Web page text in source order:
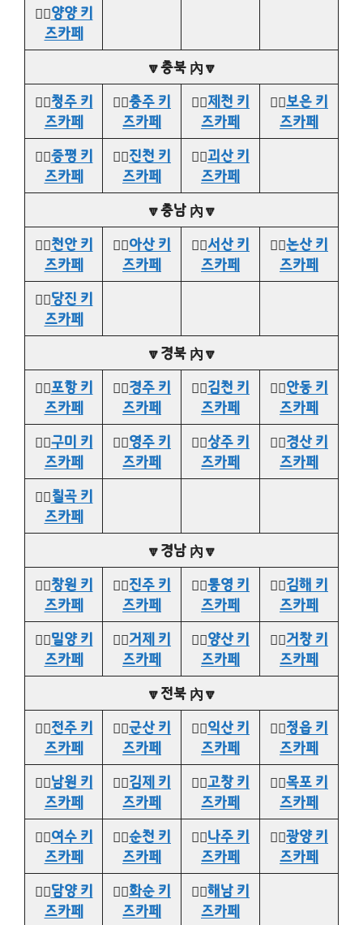
👉🏻양양 키
즈카페
🔽충북 內🔽
👉🏻청주 키
즈카페
👉🏻충주 키
즈카페
👉🏻제천 키
즈카페
👉🏻보은 키
즈카페
👉🏻증평 키
즈카페
👉🏻진천 키
즈카페
👉🏻괴산 키
즈카페
🔽충남 內🔽
👉🏻천안 키
즈카페
👉🏻아산 키
즈카페
👉🏻서산 키
즈카페
👉🏻논산 키
즈카페
👉🏻당진 키
즈카페
🔽경북 內🔽
👉🏻포항 키
즈카페
👉🏻경주 키
즈카페
👉🏻김천 키
즈카페
👉🏻안동 키
즈카페
👉🏻구미 키
즈카페
👉🏻영주 키
즈카페
👉🏻상주 키
즈카페
👉🏻경산 키
즈카페
👉🏻칠곡 키
즈카페
🔽경남 內🔽
👉🏻창원 키
즈카페
👉🏻진주 키
즈카페
👉🏻통영 키
즈카페
👉🏻김해 키
즈카페
👉🏻밀양 키
즈카페
👉🏻거제 키
즈카페
👉🏻양산 키
즈카페
👉🏻거창 키
즈카페
🔽전북 內🔽
👉🏻전주 키
즈카페
👉🏻군산 키
즈카페
👉🏻익산 키
즈카페
👉🏻정읍 키
즈카페
👉🏻남원 키
즈카페
👉🏻김제 키
즈카페
👉🏻고창 키
즈카페
👉🏻목포 키
즈카페
👉🏻여수 키
즈카페
👉🏻순천 키
즈카페
👉🏻나주 키
즈카페
👉🏻광양 키
즈카페
👉🏻담양 키
즈카페
👉🏻화순 키
즈카페
👉🏻해남 키
즈카페